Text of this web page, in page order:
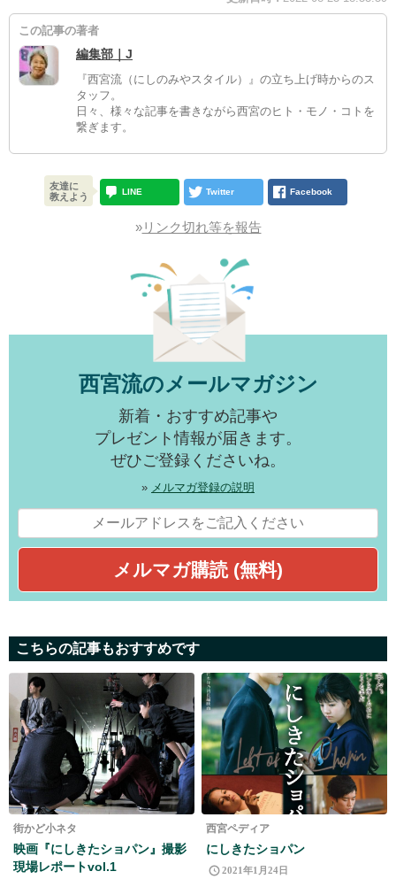
この記事の著者
編集部｜J
『西宮流（にしのみやスタイル）』の立ち上げ時からのス
タッフ。
日々、様々な記事を書きながら西宮のヒト・モノ・コトを
繋ぎます。
友達に
教えよう
LINE Twitter Facebook
»リンク切れ等を報告
西宮流のメールマガジン
新着・おすすめ記事や
プレゼント情報が届きます。
ぜひご登録くださいね。
» メルマガ登録の説明
こちらの記事もおすすめです
街かど小ネタ
映画『にしきたショパン』撮影
現場レポートvol.1
西宮ペディア
にしきたショパン
2021年1月24日